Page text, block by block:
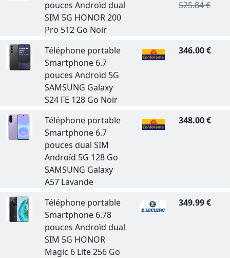
pouces Androïd dual
SIM 5G HONOR 200
Pro 512 Go Noir
525.84 €
Téléphone portable
Smartphone 6.7
pouces Androïd 5G
SAMSUNG Galaxy
S24 FE 128 Go Noir
346.00 €
Téléphone portable
Smartphone 6.7
pouces dual SIM
Androïd 5G 128 Go
SAMSUNG Galaxy
A57 Lavande
348.00 €
Téléphone portable
Smartphone 6.78
pouces Androïd dual
SIM 5G HONOR
Magic 6 Lite 256 Go
349.99 €